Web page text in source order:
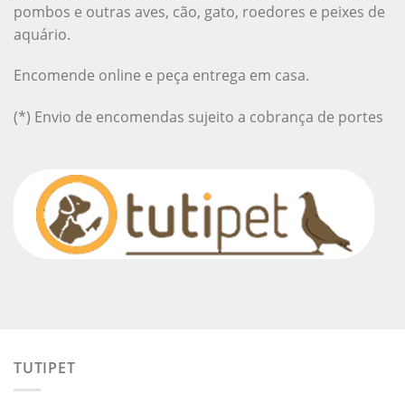
pombos e outras aves, cão, gato, roedores e peixes de
aquário.
Encomende online e peça entrega em casa.
(*) Envio de encomendas sujeito a cobrança de portes
TUTIPET